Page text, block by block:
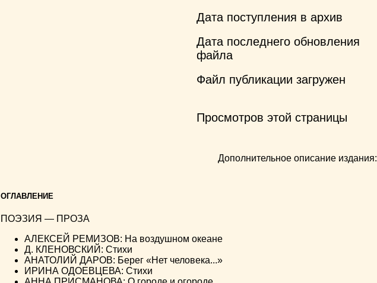
Дата поступления в архив
Дата последнего обновления
файла
Файл публикации загружен
Просмотров этой страницы
Дополнительное описание издания:
ОГЛАВЛЕНИЕ
ПОЭЗИЯ — ПРОЗА
АЛЕКСЕЙ РЕМИЗОВ: На воздушном океане
Д. КЛЕНОВСКИЙ: Стихи
АНАТОЛИЙ ДАРОВ: Берег «Нет человека...»
ИРИНА ОДОЕВЦЕВА: Стихи